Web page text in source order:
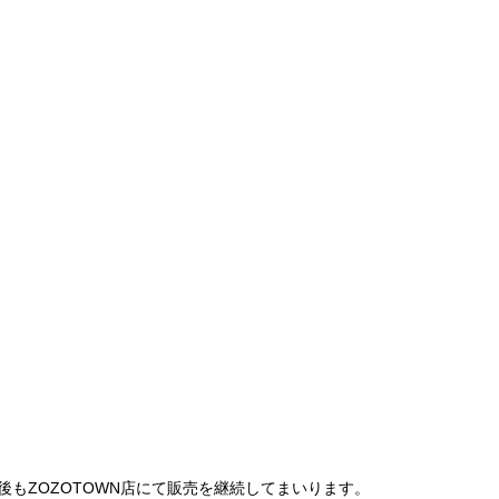
ZOZOTOWN店にて販売を継続してまいります。